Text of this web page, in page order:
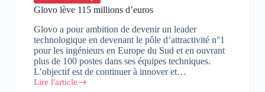
Glovo lève 115 millions d’euros
Glovo a pour ambition de devenir un leader
technologique en devenant le pôle d’attractivité n°1
pour les ingénieurs en Europe du Sud et en ouvrant
plus de 100 postes dans ses équipes techniques.
L’objectif est de continuer à innover et…
Lire l'article
Glovo